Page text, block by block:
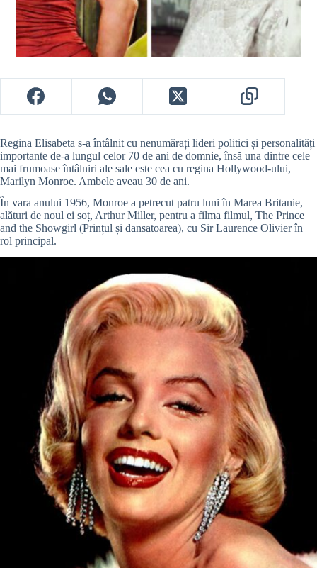
Regina Elisabeta s-a întâlnit cu nenumărați lideri politici și personalități
importante de-a lungul celor 70 de ani de domnie, însă una dintre cele
mai frumoase întâlniri ale sale este cea cu regina Hollywood-ului,
Marilyn Monroe. Ambele aveau 30 de ani.
În vara anului 1956, Monroe a petrecut patru luni în Marea Britanie,
alături de noul ei soț, Arthur Miller, pentru a filma filmul, The Prince
and the Showgirl (Prințul și dansatoarea), cu Sir Laurence Olivier în
rol principal.